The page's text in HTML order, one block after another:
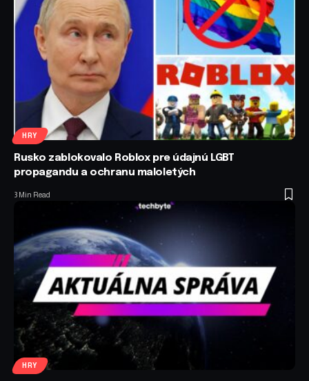
HRY
Rusko zablokovalo Roblox pre údajnú LGBT
propagandu a ochranu maloletých
3 Min Read
HRY